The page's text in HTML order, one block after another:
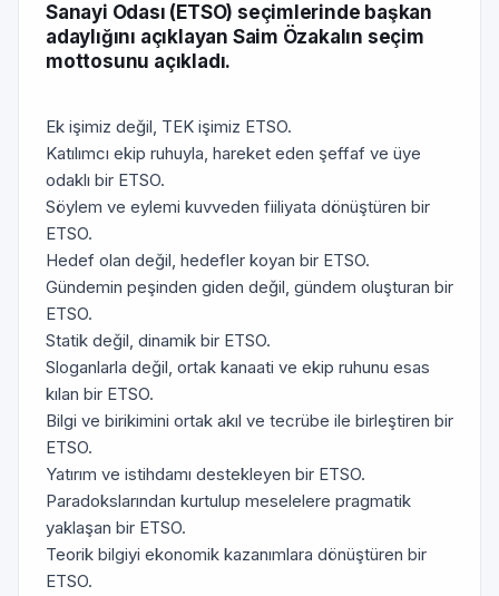
Sanayi Odası (ETSO) seçimlerinde başkan
adaylığını açıklayan Saim Özakalın seçim
mottosunu açıkladı.
Ek işimiz değil, TEK işimiz ETSO.
Katılımcı ekip ruhuyla, hareket eden şeffaf ve üye
odaklı bir ETSO.
Söylem ve eylemi kuvveden fiiliyata dönüştüren bir
ETSO.
Hedef olan değil, hedefler koyan bir ETSO.
Gündemin peşinden giden değil, gündem oluşturan bir
ETSO.
Statik değil, dinamik bir ETSO.
Sloganlarla değil, ortak kanaati ve ekip ruhunu esas
kılan bir ETSO.
Bilgi ve birikimini ortak akıl ve tecrübe ile birleştiren bir
ETSO.
Yatırım ve istihdamı destekleyen bir ETSO.
Paradokslarından kurtulup meselelere pragmatik
yaklaşan bir ETSO.
Teorik bilgiyi ekonomik kazanımlara dönüştüren bir
ETSO.